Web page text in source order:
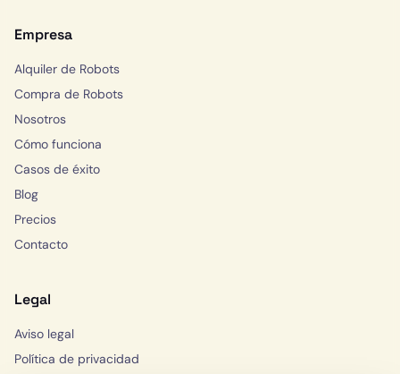
Empresa
Alquiler de Robots
Compra de Robots
Nosotros
Cómo funciona
Casos de éxito
Blog
Precios
Contacto
Legal
Aviso legal
Política de privacidad